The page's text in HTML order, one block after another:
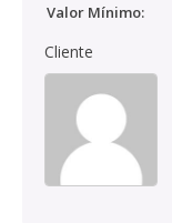
Valor Mínimo:
Cliente